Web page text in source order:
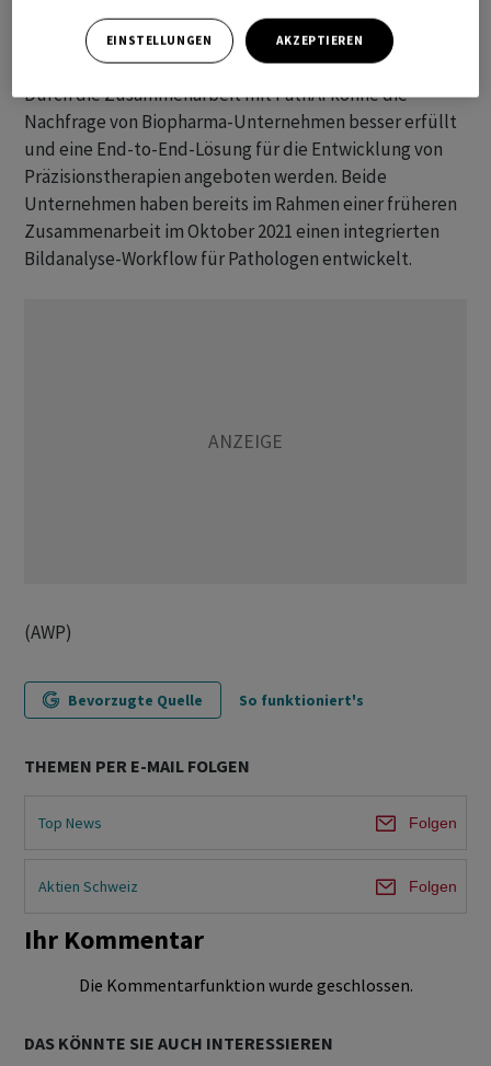
entwickeln, wird Jill German, Leiterin von Roche Tissue
Diagnostics, zitiert.
Durch die Zusammenarbeit mit PathAI könne die
Nachfrage von Biopharma-Unternehmen besser erfüllt
und eine End-to-End-Lösung für die Entwicklung von
Präzisionstherapien angeboten werden. Beide
Unternehmen haben bereits im Rahmen einer früheren
Zusammenarbeit im Oktober 2021 einen integrierten
Bildanalyse-Workflow für Pathologen entwickelt.
(AWP)
Bevorzugte Quelle So funktioniert's
THEMEN PER E-MAIL FOLGEN
Top News Folgen
Aktien Schweiz Folgen
Ihr Kommentar
Die Kommentarfunktion wurde geschlossen.
DAS KÖNNTE SIE AUCH INTERESSIEREN
EINSTELLUNGEN AKZEPTIEREN